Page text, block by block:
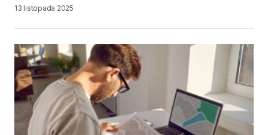
13 listopada 2025